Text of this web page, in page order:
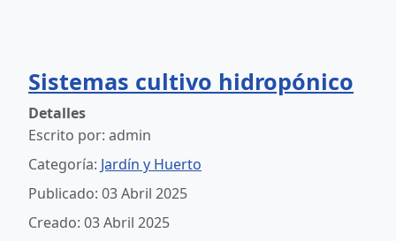
Sistemas cultivo hidropónico
Detalles
Escrito por: admin
Categoría: Jardín y Huerto
Publicado: 03 Abril 2025
Creado: 03 Abril 2025